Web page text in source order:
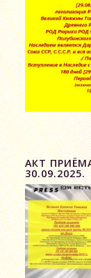
АКТ
30.09.2025.